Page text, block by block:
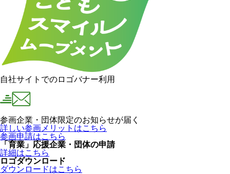
自社サイトでのロゴバナー利用
参画企業・団体限定のお知らせが届く
詳しい参画メリットはこちら
参画申請はこちら
「育業」応援企業・団体の申請
詳細はこちら
ロゴダウンロード
ダウンロードはこちら